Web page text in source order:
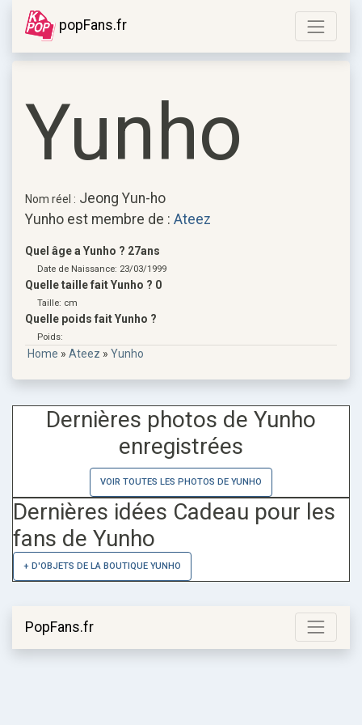
popFans.fr
Yunho
Nom réel : Jeong Yun-ho
Yunho est membre de : Ateez
Quel âge a Yunho ? 27ans
Date de Naissance: 23/03/1999
Quelle taille fait Yunho ? 0
Taille: cm
Quelle poids fait Yunho ?
Poids:
Home » Ateez » Yunho
Dernières photos de Yunho
enregistrées
VOIR TOUTES LES PHOTOS DE YUNHO
Dernières idées Cadeau pour les
fans de Yunho
+ D'OBJETS DE LA BOUTIQUE YUNHO
PopFans.fr